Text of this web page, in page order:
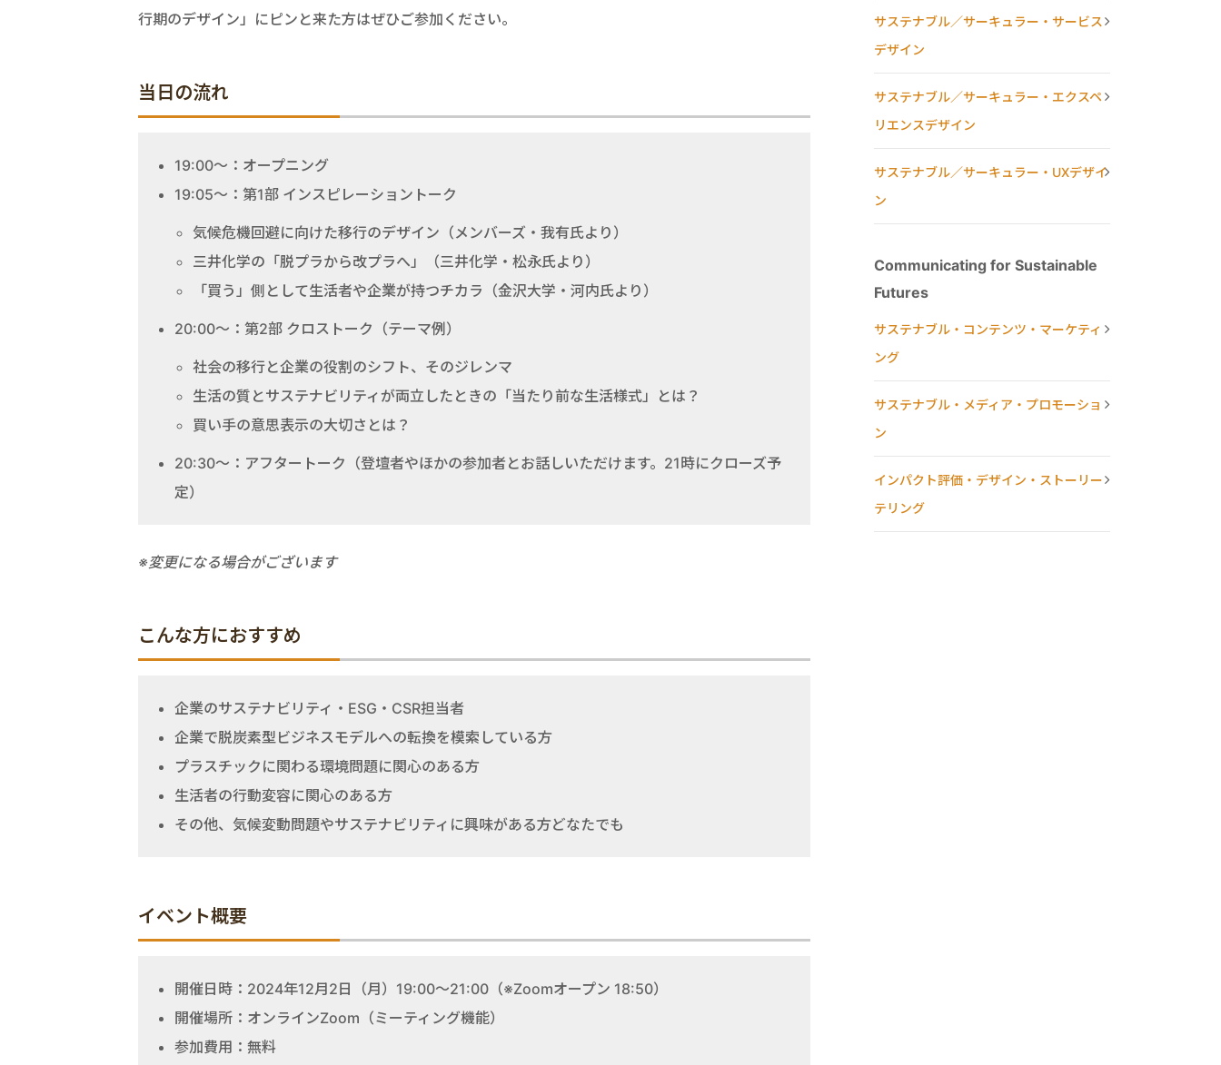
行期のデザイン」にピンと来た方はぜひご参加ください。
当日の流れ
19:00～：オープニング
19:05～：第1部 インスピレーショントーク
気候危機回避に向けた移行のデザイン（メンバーズ・我有氏より）
三井化学の「脱プラから改プラへ」（三井化学・松永氏より）
「買う」側として生活者や企業が持つチカラ（金沢大学・河内氏より）
20:00～：第2部 クロストーク（テーマ例）
社会の移行と企業の役割のシフト、そのジレンマ
生活の質とサステナビリティが両立したときの「当たり前な生活様式」とは？
買い手の意思表示の大切さとは？
20:30～：アフタートーク（登壇者やほかの参加者とお話しいただけます。21時にクローズ予
定）
※変更になる場合がございます
こんな方におすすめ
企業のサステナビリティ・ESG・CSR担当者
企業で脱炭素型ビジネスモデルへの転換を模索している方
プラスチックに関わる環境問題に関心のある方
生活者の行動変容に関心のある方
その他、気候変動問題やサステナビリティに興味がある方どなたでも
イベント概要
開催日時：2024年12月2日（月）19:00～21:00（※Zoomオープン 18:50）
開催場所：オンラインZoom（ミーティング機能）
参加費用：無料
サステナブル／サーキュラー・サービス
デザイン
サステナブル／サーキュラー・エクスペ
リエンスデザイン
サステナブル／サーキュラー・UXデザイ
ン
Communicating for Sustainable
Futures
サステナブル・コンテンツ・マーケティ
ング
サステナブル・メディア・プロモーショ
ン
インパクト評価・デザイン・ストーリー
テリング